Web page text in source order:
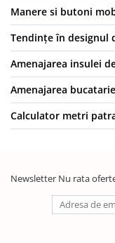
Manere si butoni
Tendințe în designul
Amenajarea insulei
Amenajarea
Calculator metri
Newsletter Nu rata